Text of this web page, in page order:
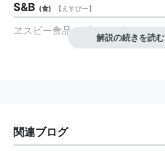
S&B (食) 【 えすびー】
ヱスビー食品のブランド名の1つ。
解説の続きを読む
関連ブログ